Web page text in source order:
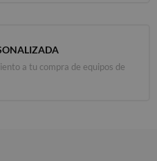
a tu compra de equipos de